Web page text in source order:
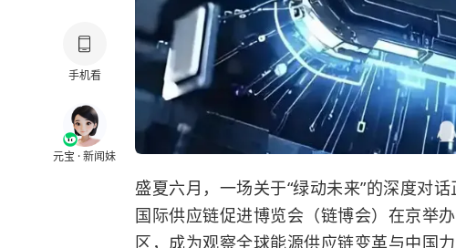
手机看
元宝 · 新闻妹
盛夏六月，一场关于“绿动未来”的深度对
国际供应链促进博览会（链博会）在京举
区，成为观察全球能源供应链变革与中国力